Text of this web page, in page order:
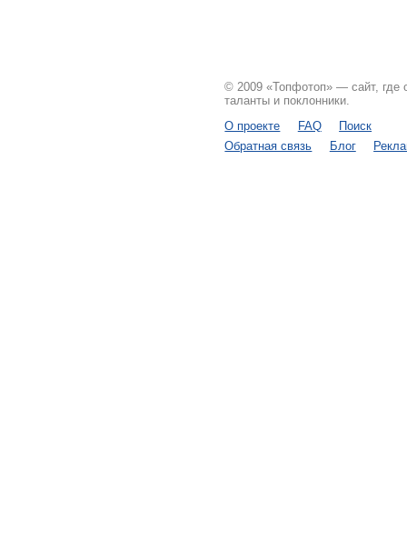
© 2009 «Топфотоп» — сайт, где
таланты и поклонники.
О проекте
FAQ
Поиск
Обратная связь
Блог